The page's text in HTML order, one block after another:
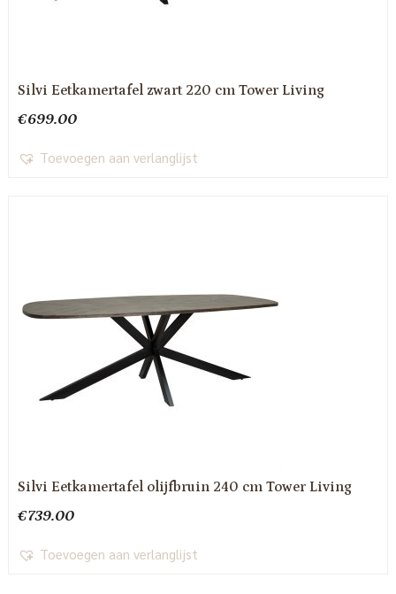
Silvi Eetkamertafel zwart 220 cm Tower Living
€699.00
Toevoegen aan verlanglijst
Silvi Eetkamertafel olijfbruin 240 cm Tower Living
€739.00
Toevoegen aan verlanglijst